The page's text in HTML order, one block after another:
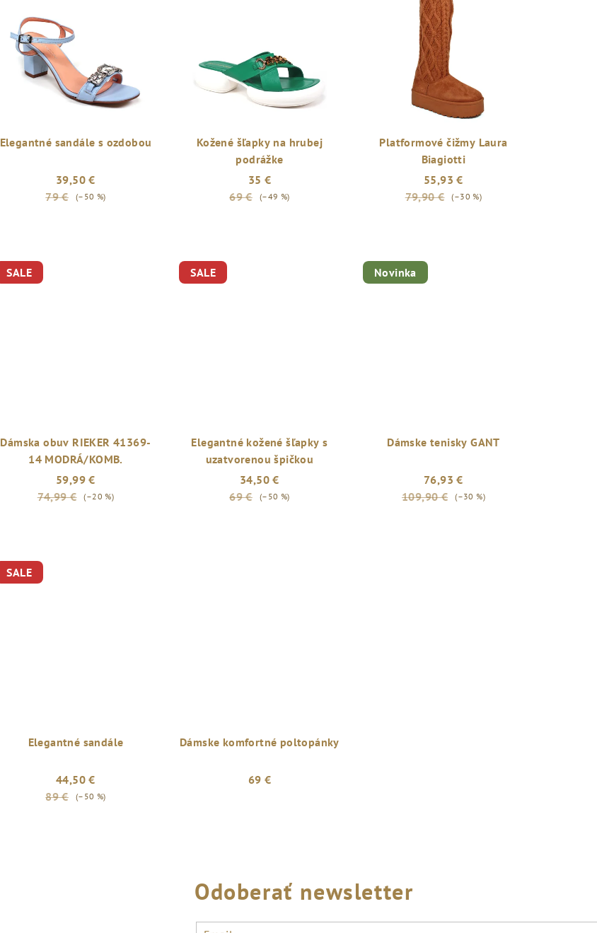
Elegantné sandále s ozdobou
39,50 €
79 €
(–50 %)
Kožené šľapky na hrubej
podrážke
35 €
69 €
(–49 %)
Platformové čižmy Laura
Biagiotti
55,93 €
79,90 €
(–30 %)
SALE
Dámska obuv RIEKER 41369-
14 MODRÁ/KOMB.
59,99 €
74,99 €
(–20 %)
SALE
Elegantné kožené šľapky s
uzatvorenou špičkou
34,50 €
69 €
(–50 %)
Novinka
Dámske tenisky GANT
76,93 €
109,90 €
(–30 %)
SALE
Elegantné sandále
44,50 €
89 €
(–50 %)
Dámske komfortné poltopánky
69 €
Odoberať newsletter